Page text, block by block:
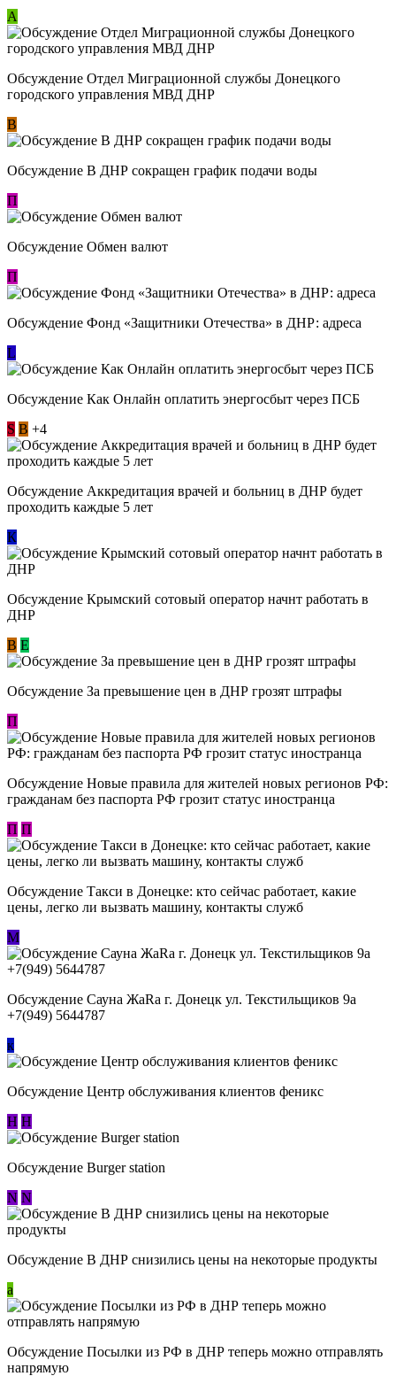
А
Обсуждение Отдел Миграционной службы Донецкого
городского управления МВД ДНР
В
Обсуждение В ДНР сокращен график подачи воды
П
Обсуждение Обмен валют
П
Обсуждение Фонд «Защитники Отечества» в ДНР: адреса
L
Обсуждение ​Как Онлайн оплатить энергосбыт через ПСБ
S В +4
Обсуждение Аккредитация врачей и больниц в ДНР будет
проходить каждые 5 лет
К
Обсуждение Крымский сотовый оператор начнт работать в
ДНР
В E
Обсуждение За превышение цен в ДНР грозят штрафы
П
Обсуждение Новые правила для жителей новых регионов РФ:
гражданам без паспорта РФ грозит статус иностранца
П П
Обсуждение ​Такси в Донецке: кто сейчас работает, какие
цены, легко ли вызвать машину, контакты служб
М
Обсуждение Сауна ЖаRa г. Донецк ул. Текстильщиков 9а
+7(949) 5644787
к
Обсуждение Центр обслуживания клиентов феникс
Н Н
Обсуждение Burger station
N N
Обсуждение В ДНР снизились цены на некоторые продукты
a
Обсуждение Посылки из РФ в ДНР теперь можно отправлять
напрямую